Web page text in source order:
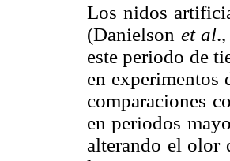
Los nidos
(Danielson et al
este periodo de
en experimentos
comparaciones
en periodos
alterando el olor